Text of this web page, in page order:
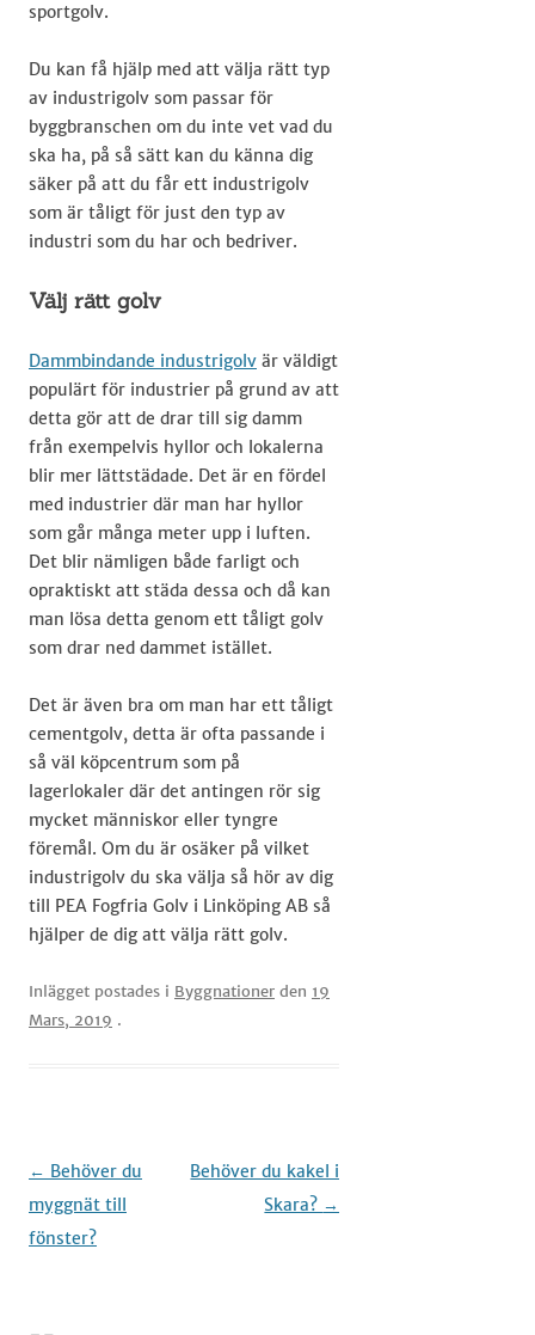
sportgolv.
Du kan få hjälp med att välja rätt typ
av industrigolv som passar för
byggbranschen​ om du inte vet vad du
ska ha, på så sätt kan du känna dig
säker på att du får ett industrigolv
som är tåligt för just den typ av
industri som du har och bedriver.
Välj rätt golv
Dammbindande industrigolv ​ är väldigt
populärt för industrier på grund av att
detta gör att de drar till sig damm
från exempelvis hyllor och lokalerna
blir mer lättstädade. Det är en fördel
med industrier där man har hyllor
som går många meter upp i luften.
Det blir nämligen både farligt och
opraktiskt att städa dessa och då kan
man lösa detta genom ett tåligt golv
som drar ned dammet istället.
Det är även bra om man har ett tåligt
cementgolv, detta är ofta passande i
så väl köpcentrum som på
lagerlokaler där det antingen rör sig
mycket människor eller tyngre
föremål. Om du är osäker på vilket
industrigolv du ska välja så hör av dig
till PEA Fogfria Golv i Linköping AB så
hjälper de dig att välja rätt golv.
Inlägget postades i Byggnationer den 19
Mars, 2019 .
Inläggsnavigering
← Behöver du
myggnät till
fönster?
Behöver du kakel i
Skara? →